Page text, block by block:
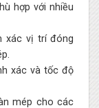
hợp với nhiều
xác vị trí đóng
xác và tốc độ
mép cho các